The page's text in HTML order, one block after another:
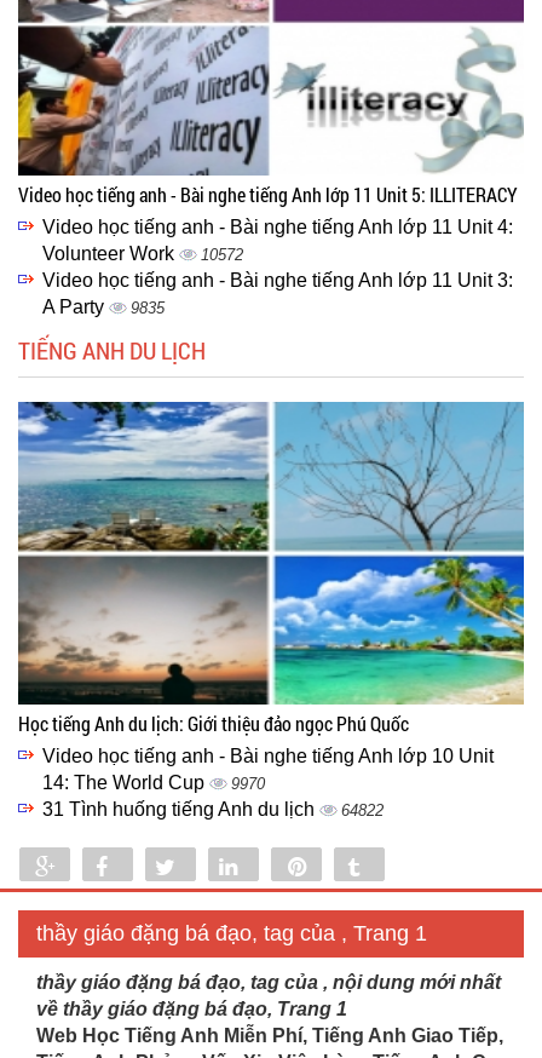
Video học tiếng anh - Bài nghe tiếng Anh lớp 11 Unit 5: ILLITERACY
Video học tiếng anh - Bài nghe tiếng Anh lớp 11 Unit 4:
Volunteer Work
10572
Video học tiếng anh - Bài nghe tiếng Anh lớp 11 Unit 3:
A Party
9835
TIẾNG ANH DU LỊCH
Học tiếng Anh du lịch: Giới thiệu đảo ngọc Phú Quốc
Video học tiếng anh - Bài nghe tiếng Anh lớp 10 Unit
14: The World Cup
9970
31 Tình huống tiếng Anh du lịch 64822
Share Share Tweet Share
thầy giáo đặng bá đạo, tag của , Trang 1
thầy giáo đặng bá đạo, tag của , nội dung mới nhất
về thầy giáo đặng bá đạo, Trang 1
Web Học Tiếng Anh Miễn Phí, Tiếng Anh Giao Tiếp,